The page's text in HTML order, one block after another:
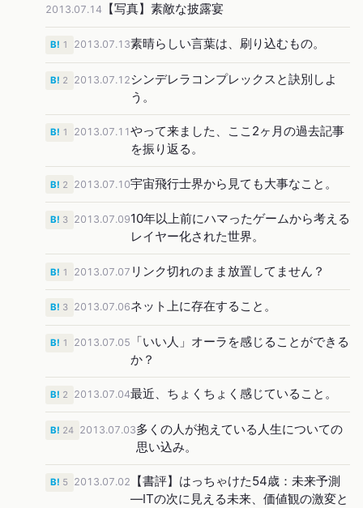
2013.07.14 【写真】素敵な披露宴
2013.07.13素晴らしい言葉は、刷り込むもの。
B! 1
2013.07.12シンデレラコンプレックスと訣別しよ
う。
B! 2
2013.07.11やって来ました、ここ2ヶ月の過去記事
を振り返る。
B! 1
2013.07.10宇宙飛行士界から見ても大事なこと。
B! 2
2013.07.0910年以上前にハマったゲームから考える
レイヤー化された世界。
B! 3
2013.07.07 リンク切れのまま放置してません？
B! 1
2013.07.06ネット上に存在すること。
B! 3
2013.07.05
「いい人」オーラを感じることができる
か？
B! 1
2013.07.04最近、ちょくちょく感じていること。
B! 2
2013.07.03多くの人が抱えている人生についての
思い込み。
B! 24
2013.07.02
【書評】はっちゃけた54歳：未来予測
―ITの次に見える未来、価値観の激変と
B! 5